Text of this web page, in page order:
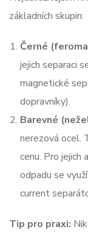
základních skupin:
Černé
jejich separaci
magnetické
dopravníky).
Barevné
nerezová ocel.
cenu. Pro
odpadu se
current
Tip pro praxi: